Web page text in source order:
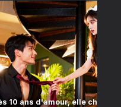
10 ans d'amour, elle choisit un